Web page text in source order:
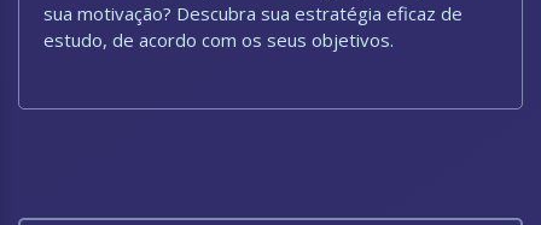
sua motivação? Descubra sua estratégia eficaz de
estudo, de acordo com os seus objetivos.